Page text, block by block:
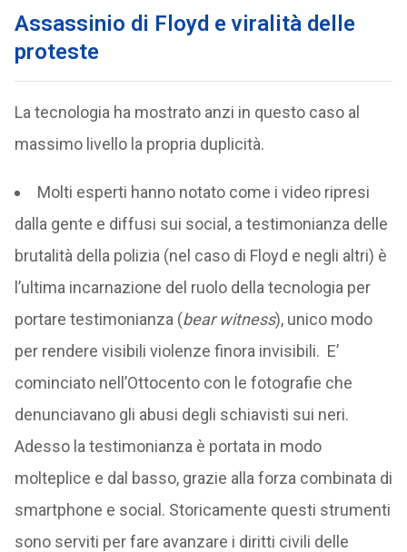
Assassinio di Floyd e viralità delle
proteste
La tecnologia ha mostrato anzi in questo caso al
massimo livello la propria duplicità.
Molti esperti hanno notato come i video ripresi
dalla gente e diffusi sui social, a testimonianza delle
brutalità della polizia (nel caso di Floyd e negli altri) è
l’ultima incarnazione del ruolo della tecnologia per
portare testimonianza (bear witness), unico modo
per rendere visibili violenze finora invisibili. E’
cominciato nell’Ottocento con le fotografie che
denunciavano gli abusi degli schiavisti sui neri.
Adesso la testimonianza è portata in modo
molteplice e dal basso, grazie alla forza combinata di
smartphone e social. Storicamente questi strumenti
sono serviti per fare avanzare i diritti civili delle